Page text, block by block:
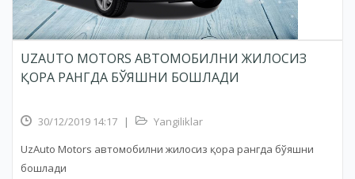
UZAUTO MOTORS АВТОМОБИЛНИ ЖИЛОСИЗ
ҚОРА РАНГДА БЎЯШНИ БОШЛАДИ
30/12/2019 14:17 |
Yangiliklar
UzAuto Motors автомобилни жилосиз қора рангда бўяшни
бошлади